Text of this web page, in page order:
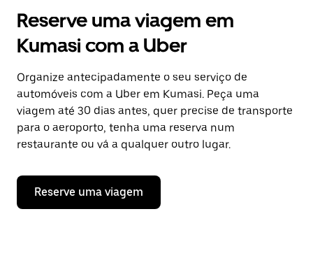
Reserve uma viagem em
Kumasi com a Uber
Organize antecipadamente o seu serviço de
automóveis com a Uber em Kumasi. Peça uma
viagem até 30 dias antes, quer precise de transporte
para o aeroporto, tenha uma reserva num
restaurante ou vá a qualquer outro lugar.
Reserve uma viagem